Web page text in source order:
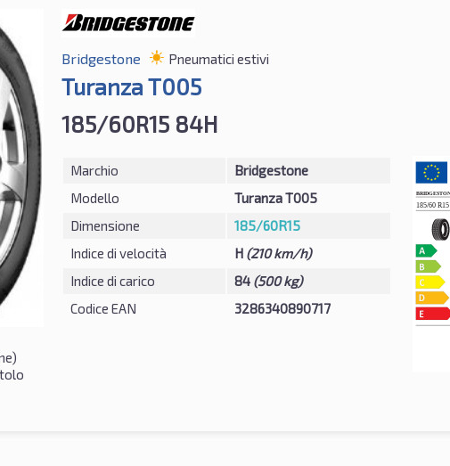
Bridgestone Pneumatici estivi
Turanza T005
185/60R15 84H
Marchio
Bridgestone
Modello
Turanza T005
Dimensione
185/60R15
Indice di velocità
H (210 km/h)
Indice di carico
84 (500 kg)
Codice EAN
3286340890717